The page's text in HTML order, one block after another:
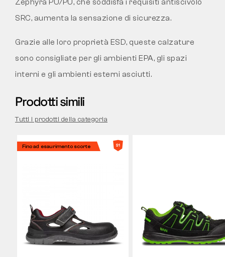
Zephyra PU/PU, che soddisfa i requisiti antiscivolo
SRC, aumenta la sensazione di sicurezza.
Grazie alle loro proprietà ESD, queste calzature
sono consigliate per gli ambienti EPA, gli spazi
interni e gli ambienti esterni asciutti.
Prodotti simili
Tutti i prodotti della categoria
Fino ad esaurimento scorte